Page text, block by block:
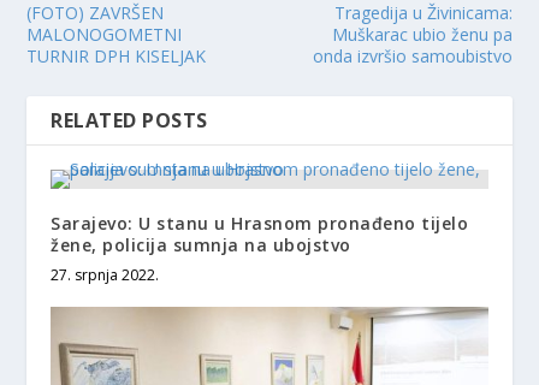
(FOTO) ZAVRŠEN
MALONOGOMETNI
TURNIR DPH KISELJAK
Tragedija u Živinicama:
Muškarac ubio ženu pa
onda izvršio samoubistvo
RELATED POSTS
Sarajevo: U stanu u Hrasnom pronađeno tijelo
žene, policija sumnja na ubojstvo
27. srpnja 2022.